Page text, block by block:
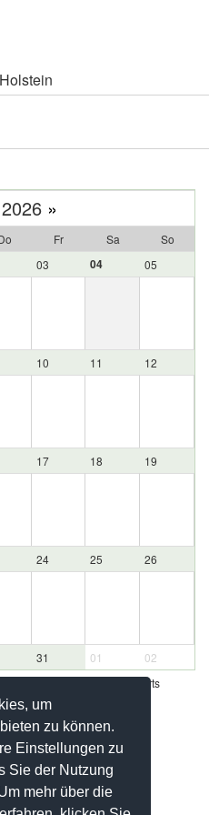
um
zu können.
Einstellungen zu
Sie der Nutzung
mehr über die
»
Fr Sa
So
03 04 05
10 11 12
17 18 19
24 25 26
31 01
02
des deutschen Squashsports